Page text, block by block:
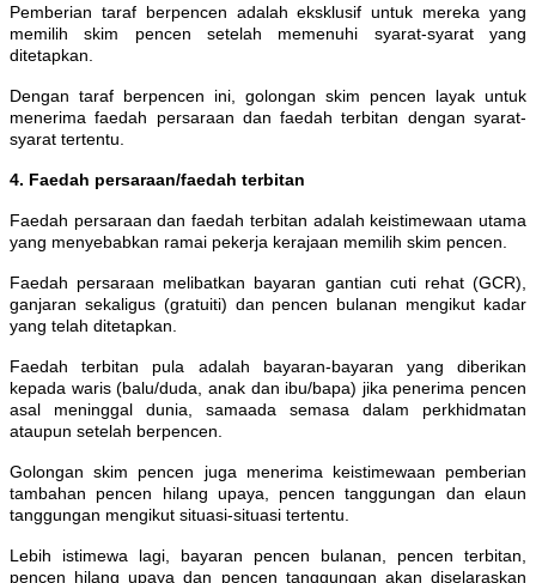
Pemberian taraf berpencen adalah eksklusif untuk mereka yang
memilih skim pencen setelah memenuhi syarat-syarat yang
ditetapkan.
Dengan taraf berpencen ini, golongan skim pencen layak untuk
menerima faedah persaraan dan faedah terbitan dengan syarat-
syarat tertentu.
4. Faedah persaraan/faedah terbitan
Faedah persaraan dan faedah terbitan adalah keistimewaan utama
yang menyebabkan ramai pekerja kerajaan memilih skim pencen.
Faedah persaraan melibatkan bayaran gantian cuti rehat (GCR),
ganjaran sekaligus (gratuiti) dan pencen bulanan mengikut kadar
yang telah ditetapkan.
Faedah terbitan pula adalah bayaran-bayaran yang diberikan
kepada waris (balu/duda, anak dan ibu/bapa) jika penerima pencen
asal meninggal dunia, samaada semasa dalam perkhidmatan
ataupun setelah berpencen.
Golongan skim pencen juga menerima keistimewaan pemberian
tambahan pencen hilang upaya, pencen tanggungan dan elaun
tanggungan mengikut situasi-situasi tertentu.
Lebih istimewa lagi, bayaran pencen bulanan, pencen terbitan,
pencen hilang upaya dan pencen tanggungan akan diselaraskan